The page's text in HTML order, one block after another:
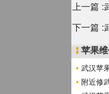
上一篇 :
下一篇 :
苹果
武汉苹
附近修